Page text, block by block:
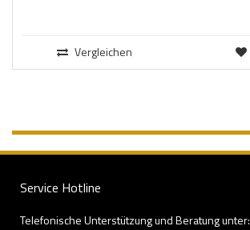
Vergleichen
Service Hotline
Telefonische Unterstützung und Beratung unter: